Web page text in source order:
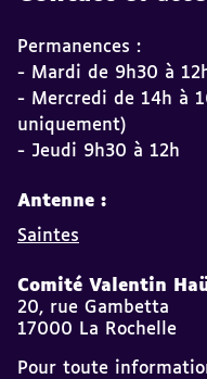
Permanences :
- Mardi de 9h30 à
- Mercredi de 14h à
uniquement)
- Jeudi 9h30 à 12h
Antenne :
Saintes
Comité Valentin
20, rue Gambetta
17000 La Rochelle
Pour toute